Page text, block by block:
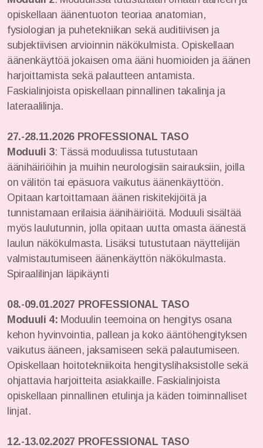
opiskellaan äänentuoton teoriaa anatomian,
fysiologian ja puhetekniikan sekä auditiivisen ja
subjektiivisen arvioinnin näkökulmista. Opiskellaan
äänenkäyttöä jokaisen oma ääni huomioiden ja äänen
harjoittamista sekä palautteen antamista.
Faskialinjoista opiskellaan pinnallinen takalinja ja
lateraalilinja.
27.-28.11.2026 PROFESSIONAL TASO
Moduuli 3: Tässä moduulissa tutustutaan
äänihäiriöihin ja muihin neurologisiin sairauksiin, joilla
on välitön tai epäsuora vaikutus äänenkäyttöön.
Opitaan kartoittamaan äänen riskitekijöitä ja
tunnistamaan erilaisia äänihäiriöitä. Moduuli sisältää
myös laulutunnin, jolla opitaan uutta omasta äänestä
laulun näkökulmasta. Lisäksi tutustutaan näyttelijän
valmistautumiseen äänenkäyttön näkökulmasta.
Spiraalilinjan läpikäynti
08.-09.01.2027 PROFESSIONAL TASO
Moduuli 4: Moduulin teemoina on hengitys osana
kehon hyvinvointia, pallean ja koko ääntöhengityksen
vaikutus ääneen, jaksamiseen sekä palautumiseen.
Opiskellaan hoitotekniikoita hengityslihaksistolle sekä
ohjattavia harjoitteita asiakkaille. Faskialinjoista
opiskellaan pinnallinen etulinja ja käden toiminnalliset
linjat.
12.-13.02.2027 PROFESSIONAL TASO